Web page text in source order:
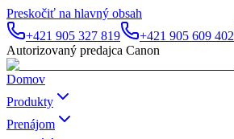
Preskočiť na hlavný obsah
+421 905 327 819
+421 905 609 402
Autorizovaný predajca Canon
Domov
Produkty
Prenájom